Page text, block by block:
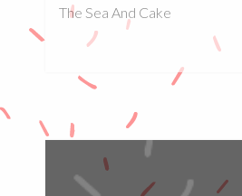
The Sea And Cake